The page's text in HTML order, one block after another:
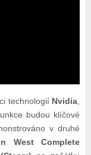
technologií Nvidia
budou klíčové
v druhé
West Complete